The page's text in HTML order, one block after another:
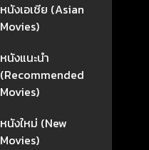
หนังเอเชีย (Asian
Movies)
หนังแนะนำ
(Recommended
Movies)
หนังใหม่ (New
Movies)